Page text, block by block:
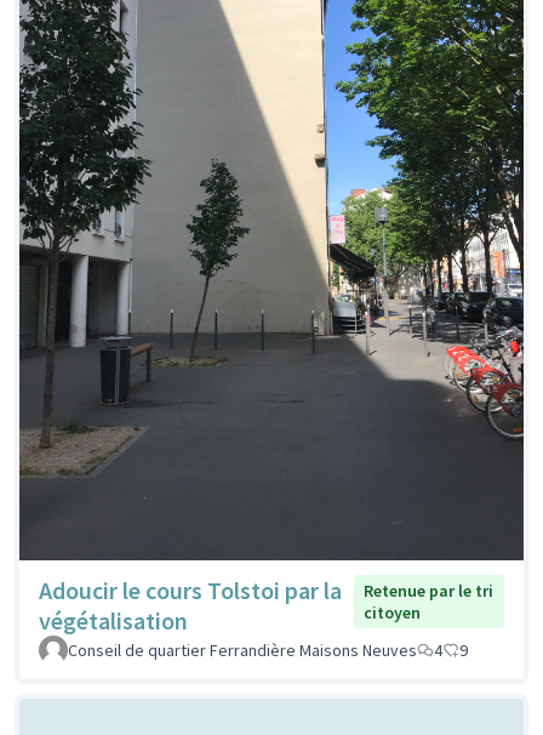
Adoucir le cours Tolstoi par la
végétalisation
Retenue par le tri
citoyen
Conseil de quartier Ferrandière Maisons Neuves
4 9